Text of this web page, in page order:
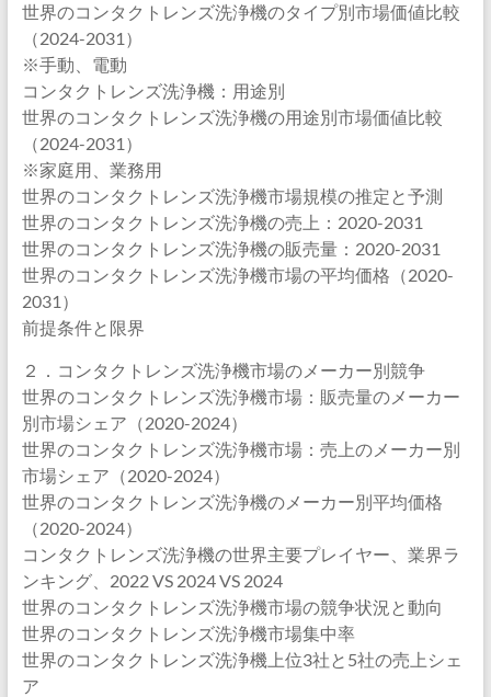
世界のコンタクトレンズ洗浄機のタイプ別市場価値比較
（2024-2031）
※手動、電動
コンタクトレンズ洗浄機：用途別
世界のコンタクトレンズ洗浄機の用途別市場価値比較
（2024-2031）
※家庭用、業務用
世界のコンタクトレンズ洗浄機市場規模の推定と予測
世界のコンタクトレンズ洗浄機の売上：2020-2031
世界のコンタクトレンズ洗浄機の販売量：2020-2031
世界のコンタクトレンズ洗浄機市場の平均価格（2020-
2031）
前提条件と限界
２．コンタクトレンズ洗浄機市場のメーカー別競争
世界のコンタクトレンズ洗浄機市場：販売量のメーカー
別市場シェア（2020-2024）
世界のコンタクトレンズ洗浄機市場：売上のメーカー別
市場シェア（2020-2024）
世界のコンタクトレンズ洗浄機のメーカー別平均価格
（2020-2024）
コンタクトレンズ洗浄機の世界主要プレイヤー、業界ラ
ンキング、2022 VS 2024 VS 2024
世界のコンタクトレンズ洗浄機市場の競争状況と動向
世界のコンタクトレンズ洗浄機市場集中率
世界のコンタクトレンズ洗浄機上位3社と5社の売上シェ
ア